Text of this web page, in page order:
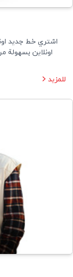
اشتري خط جديد
اونلاين
للمزيد